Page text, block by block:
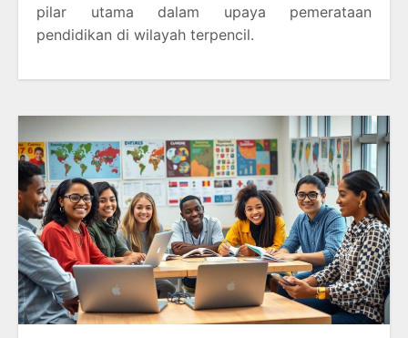
pilar utama dalam upaya pemerataan
pendidikan di wilayah terpencil.